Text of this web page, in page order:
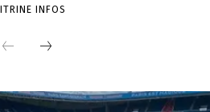
INFOS